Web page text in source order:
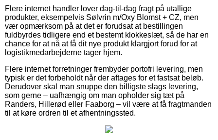
Flere internet handler lover dag-til-dag fragt på utallige
produkter, eksempelvis Sølvrin m/Oxy Blomst + CZ, men
vær opmærksom på at det er forudsat at bestillingen
fuldbyrdes tidligere end et bestemt klokkeslæt, så de har en
chance for at nå at få dit nye produkt klargjort forud for at
logistikmedarbejderne tager hjem.
Flere internet forretninger frembyder portofri levering, men
typisk er det forbeholdt når der aftages for et fastsat beløb.
Derudover skal man snuppe den billigste slags levering,
som gerne – uafhængig om man opholder sig tæt på
Randers, Hillerød eller Faaborg – vil være at få fragtmanden
til at køre ordren til et afhentningssted.